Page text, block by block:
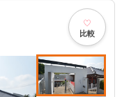
比較